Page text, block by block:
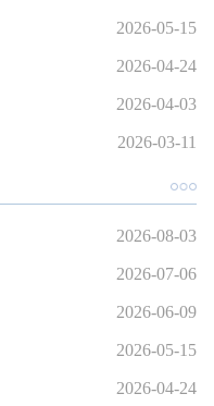
2026-05-15
2026-04-24
2026-04-03
2026-03-11
2026-08-03
2026-07-06
2026-06-09
2026-05-15
2026-04-24